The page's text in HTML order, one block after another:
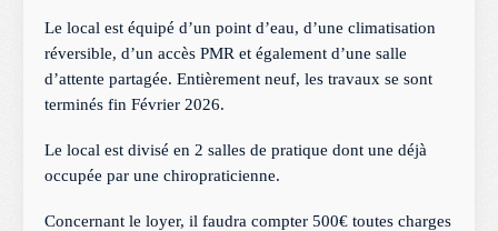
Le local est équipé d’un point d’eau, d’une climatisation
réversible, d’un accès PMR et également d’une salle
d’attente partagée. Entièrement neuf, les travaux se sont
terminés fin Février 2026.
Le local est divisé en 2 salles de pratique dont une déjà
occupée par une chiropraticienne.
Concernant le loyer, il faudra compter 500€ toutes charges